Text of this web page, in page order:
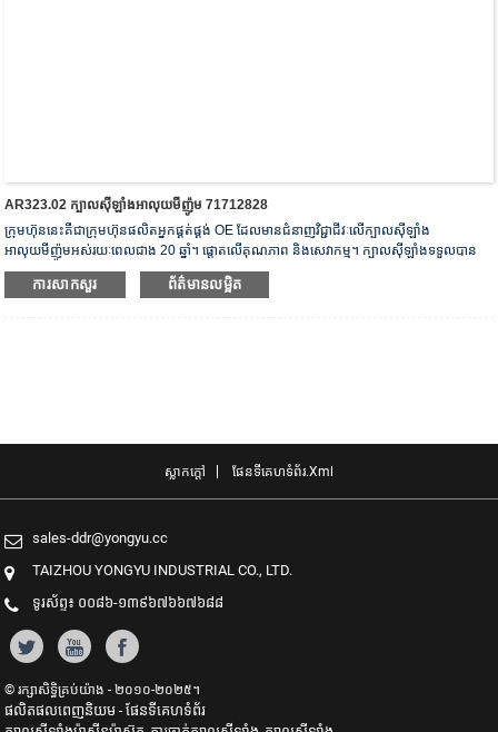
AR323.02 ក្បាលស៊ីឡាំងអាលុយមីញ៉ូម 71712828
ក្រុមហ៊ុននេះគឺជាក្រុមហ៊ុនផលិតអ្នកផ្គត់ផ្គង់ OE ដែលមានជំនាញវិជ្ជាជីវៈលើក្បាលស៊ីឡាំង
អាលុយមីញ៉ូមអស់រយៈពេលជាង 20 ឆ្នាំ។ ផ្តោតលើគុណភាព និងសេវាកម្ម។ ក្បាលស៊ីឡាំងទទួលបាន
វិញ្ញាបនបត្រផ្ទៀងផ្ទាត់ ISO16949, “ក្បាលស៊ីឡាំងដែលមានការផ្សាភ្ជាប់ខ្ពស់”, “អាយុកាលប្រើប្រាស់
បានយូរនៃក្បាលស៊ីឡាំង” និងប៉ាតង់ម៉ូដែលប្រើប្រាស់ចំនួន 5 ផ្សេងទៀត។
ការសាកសួរ ព័ត៌មានលម្អិត
ស្លាក​ក្តៅ ផែនទីគេហទំព័រ.xml
sales-ddr@yongyu.cc
TAIZHOU YONGYU INDUSTRIAL CO., LTD.
ទូរស័ព្ទ៖ ០០៨៦-១៣៩៦៧៦៦៧៦៨៨
© រក្សាសិទ្ធិគ្រប់យ៉ាង - ២០១០-២០២៥។
ផលិតផលពេញនិយម -ផែនទីគេហទំព័រ